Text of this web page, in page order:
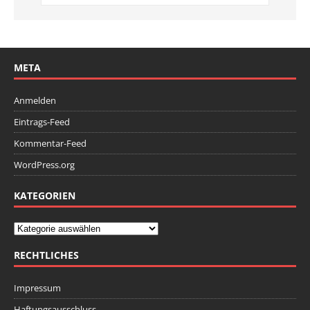
META
Anmelden
Eintrags-Feed
Kommentar-Feed
WordPress.org
KATEGORIEN
RECHTLICHES
Impressum